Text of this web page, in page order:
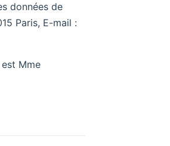
données de
Paris, E-mail :
Mme